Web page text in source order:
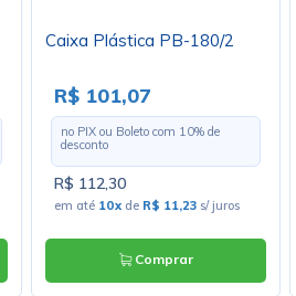
Caixa Plástica PB-180/2
R$ 101,07
no PIX ou Boleto com 10% de
desconto
R$ 112,30
em até 10x de R$ 11,23 s/ juros
Comprar